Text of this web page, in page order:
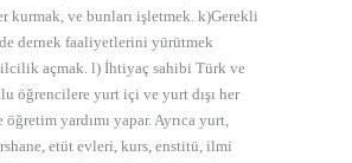
kurmak, ve bunları işletmek. k)Gerekli
dernek faaliyetlerini yürütmek
açmak. l) İhtiyaç sahibi Türk ve
öğrencilere yurt içi ve yurt dışı her
yardımı yapar. Ayrıca yurt,
etüt evleri, kurs, enstitü, ilmi